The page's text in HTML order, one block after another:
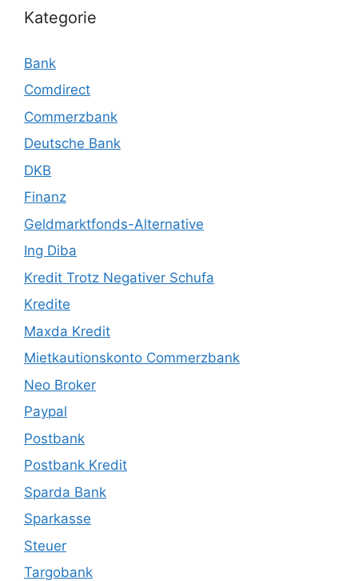
Kategorie
Bank
Comdirect
Commerzbank
Deutsche Bank
DKB
Finanz
Geldmarktfonds-Alternative
Ing Diba
Kredit Trotz Negativer Schufa
Kredite
Maxda Kredit
Mietkautionskonto Commerzbank
Neo Broker
Paypal
Postbank
Postbank Kredit
Sparda Bank
Sparkasse
Steuer
Targobank